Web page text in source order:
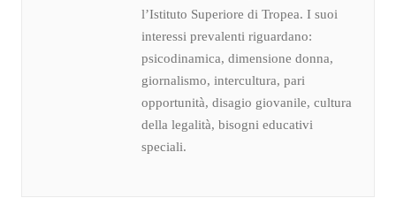
l’Istituto Superiore di Tropea. I suoi
interessi prevalenti riguardano:
psicodinamica, dimensione donna,
giornalismo, intercultura, pari
opportunità, disagio giovanile, cultura
della legalità, bisogni educativi
speciali.